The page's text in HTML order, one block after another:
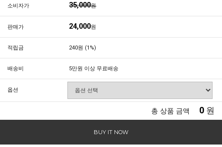
소비자가 35,000원
판매가 24,000원
적립금 240원 (1%)
배송비 5만원 이상 무료배송
옵션
총 상품 금액 0 원
BUY IT NOW